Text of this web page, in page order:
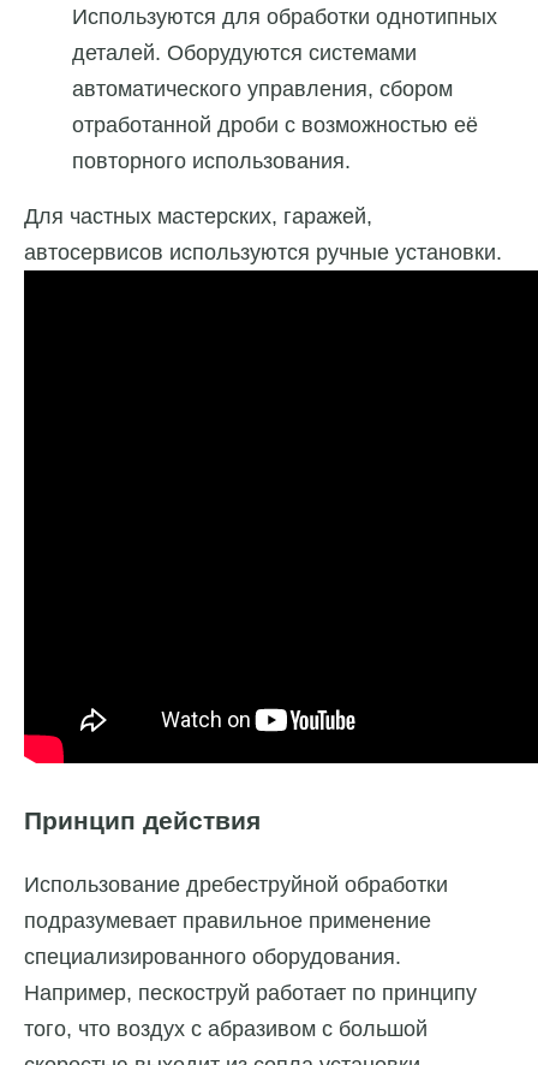
Используются для обработки однотипных
деталей. Оборудуются системами
автоматического управления, сбором
отработанной дроби с возможностью её
повторного использования.
Для частных мастерских, гаражей,
автосервисов используются ручные установки.
Принцип действия
Использование дребеструйной обработки
подразумевает правильное применение
специализированного оборудования.
Например, пескоструй работает по принципу
того, что воздух с абразивом с большой